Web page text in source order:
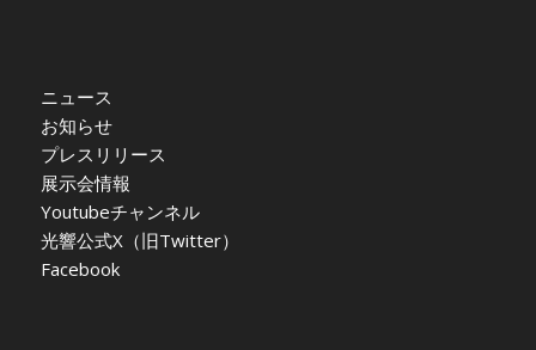
ニュース
お知らせ
プレスリリース
展示会情報
Youtubeチャンネル
光響公式X（旧Twitter）
Facebook